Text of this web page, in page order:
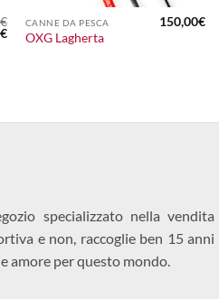
€
€Il
prezzo
CANNE DA PESCA
OXG Lagherta
150,00€
specializzato nella vendita
e non, raccoglie ben 15 anni
amore per questo mondo.